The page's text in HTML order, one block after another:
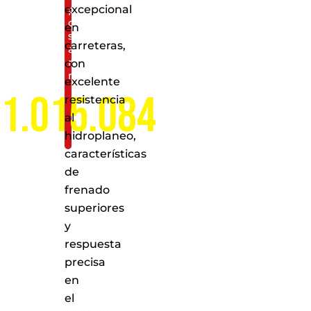
puntos
de
servicio
a
nivel
nacional
excepcional
en
carreteras,
con
excelente
resistencia
al
hidroplaneo,
características
de
frenado
superiores
y
respuesta
precisa
en
el